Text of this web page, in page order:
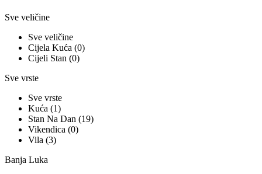
Sve veličine
Sve veličine
Cijela Kuća (0)
Cijeli Stan (0)
Sve vrste
Sve vrste
Kuća (1)
Stan Na Dan (19)
Vikendica (0)
Vila (3)
Banja Luka